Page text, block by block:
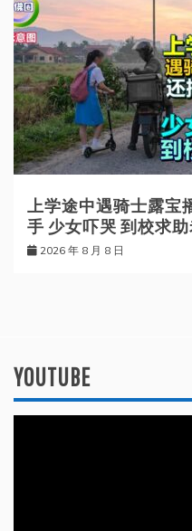
上学途中遇骑士露
手 少女吓哭 到校求
2026 年 8 月 8 日
YOUTUBE